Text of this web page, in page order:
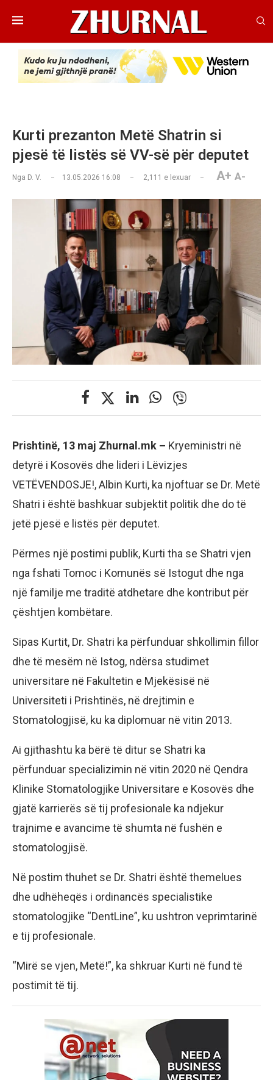
Kurti prezanton Metë Shatrin si
pjesë të listës së VV-së për deputet
Nga D. V. 13.05.2026 16:08 2,111 e lexuar A+ A-
Prishtinë, 13 maj Zhurnal.mk – Kryeministri në
detyrë i Kosovës dhe lideri i Lëvizjes
VETËVENDOSJE!, Albin Kurti, ka njoftuar se Dr. Metë
Shatri i është bashkuar subjektit politik dhe do të
jetë pjesë e listës për deputet.
Përmes një postimi publik, Kurti tha se Shatri vjen
nga fshati Tomoc i Komunës së Istogut dhe nga
një familje me traditë atdhetare dhe kontribut për
çështjen kombëtare.
Sipas Kurtit, Dr. Shatri ka përfunduar shkollimin fillor
dhe të mesëm në Istog, ndërsa studimet
universitare në Fakultetin e Mjekësisë në
Universiteti i Prishtinës, në drejtimin e
Stomatologjisë, ku ka diplomuar në vitin 2013.
Ai gjithashtu ka bërë të ditur se Shatri ka
përfunduar specializimin në vitin 2020 në Qendra
Klinike Stomatologjike Universitare e Kosovës dhe
gjatë karrierës së tij profesionale ka ndjekur
trajnime e avancime të shumta në fushën e
stomatologjisë.
Në postim thuhet se Dr. Shatri është themelues
dhe udhëheqës i ordinancës specialistike
stomatologjike “DentLine”, ku ushtron veprimtarinë
e tij profesionale.
“Mirë se vjen, Metë!”, ka shkruar Kurti në fund të
postimit të tij.